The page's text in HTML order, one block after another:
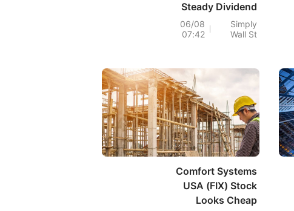
Steady Dividend
Could Be A Game
Changer For
Simply
Wall St
06/08
07:42
Comfort Systems
USA (FIX) Stock
Looks Cheap